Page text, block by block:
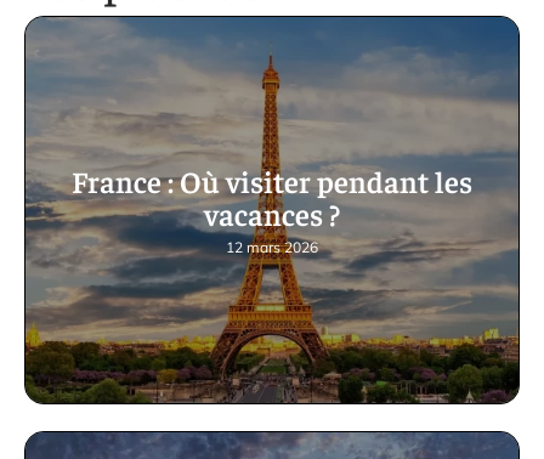
France : Où visiter pendant les
vacances ?
12 mars 2026